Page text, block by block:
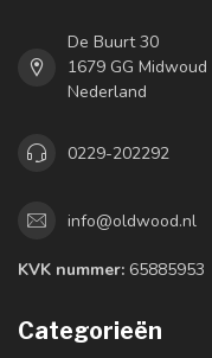
De Buurt 30
1679 GG Midwoud
Nederland
0229-202292
info@oldwood.nl
KVK nummer: 65885953
Categorieën